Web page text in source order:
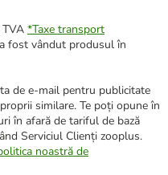
*Taxe transport
fost vândut produsul în
de e-mail pentru publicitate
similare. Te poți opune în
în afară de tariful de bază
Serviciul Clienți zooplus.
noastră de